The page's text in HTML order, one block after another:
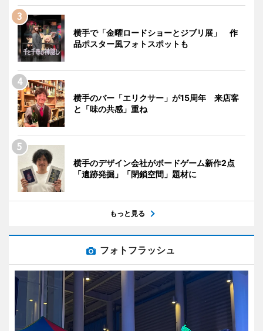
横手で「金曜ロードショーとジブリ展」 作
品ポスター風フォトスポットも
横手のバー「エリクサー」が15周年 来店客
と「味の共感」重ね
横手のデザイン会社がボードゲーム新作2点
「遺跡発掘」「閉鎖空間」題材に
もっと見る
フォトフラッシュ